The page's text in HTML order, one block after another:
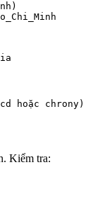
hoặc chrony)
Kiểm tra: